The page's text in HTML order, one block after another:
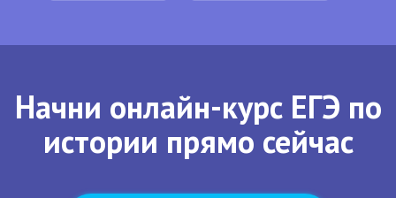
Начни онлайн-курс ЕГЭ по
истории прямо сейчас